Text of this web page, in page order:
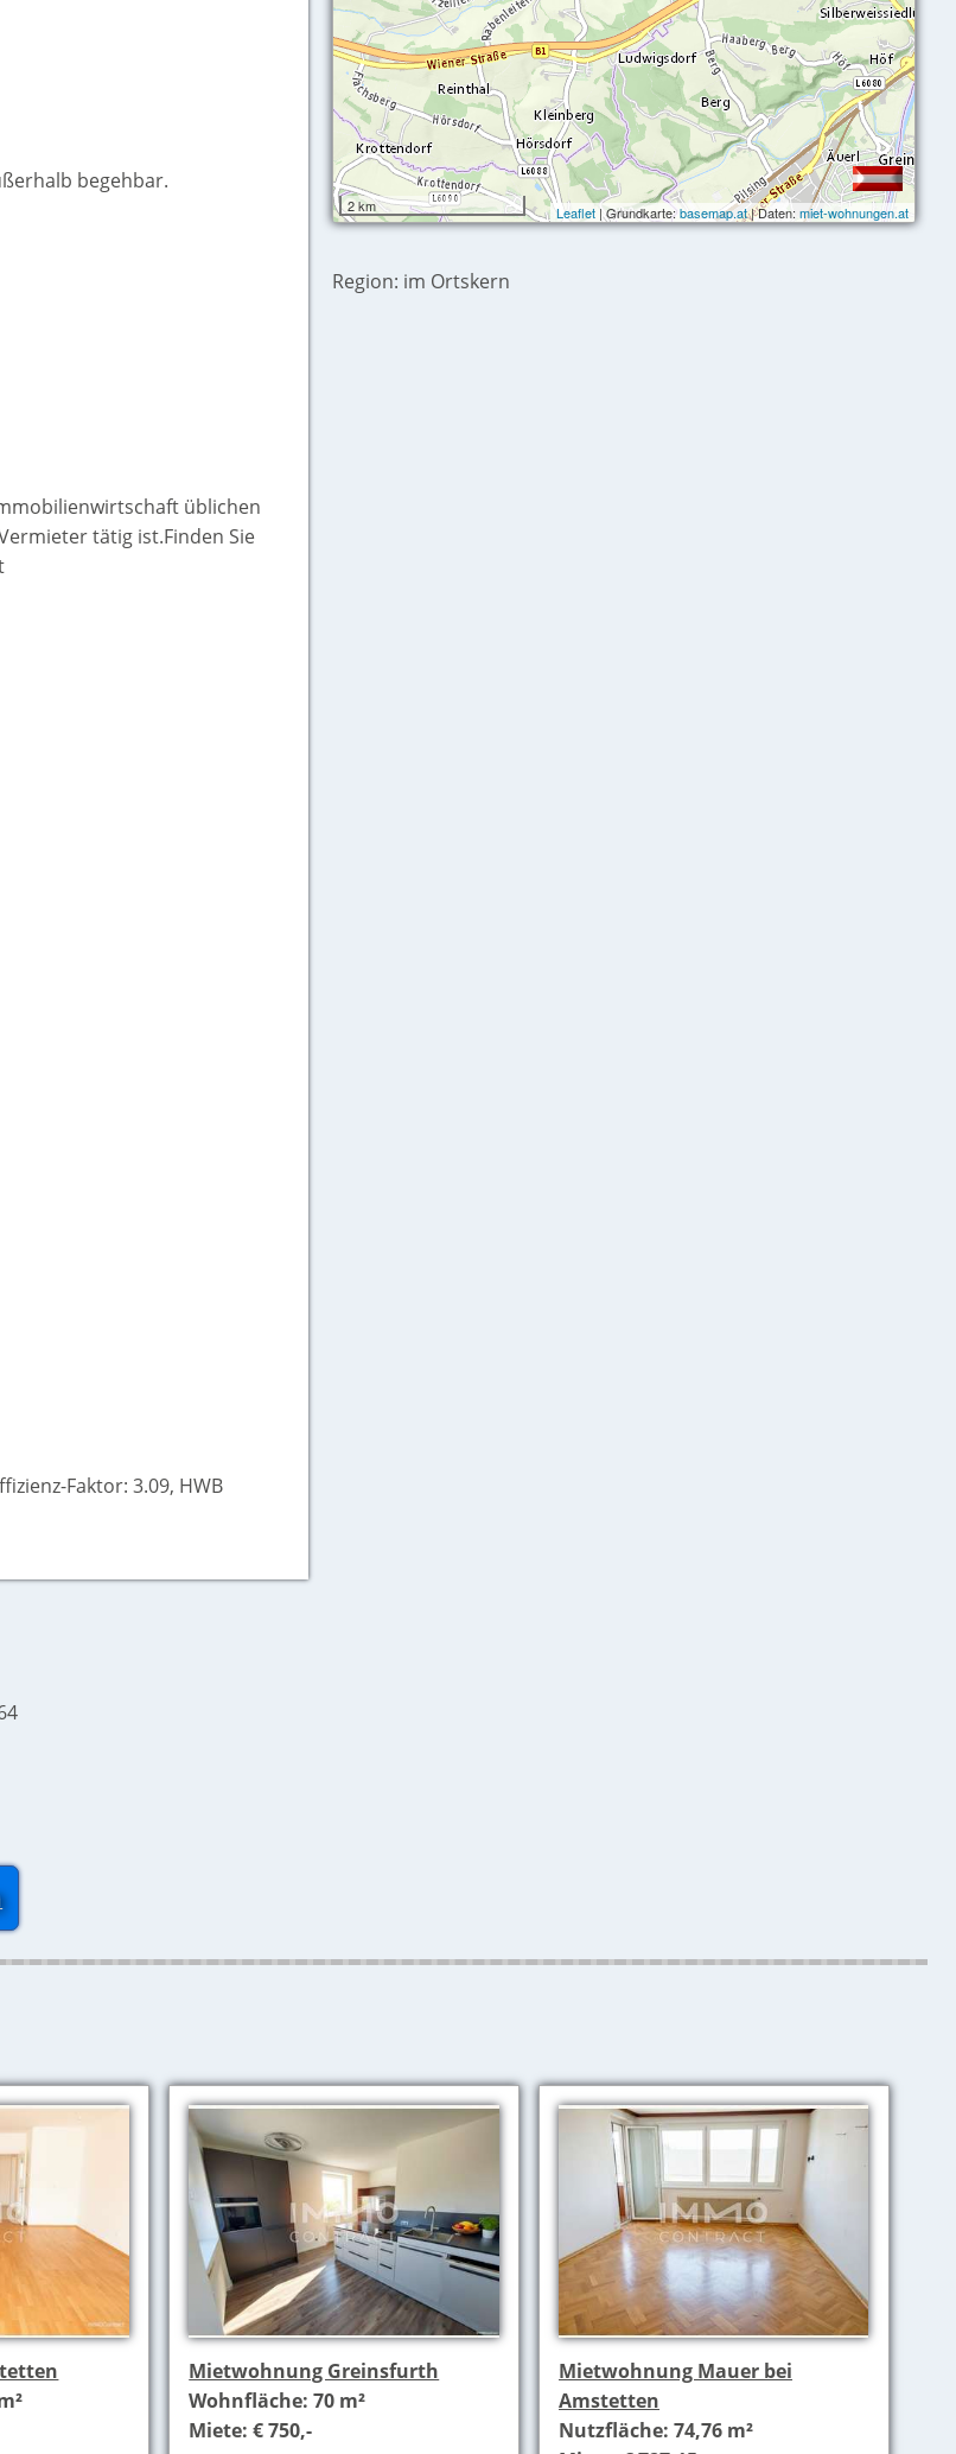
begehbar.
üblichen
tätig ist.Finden Sie
Faktor: 3.09, HWB
2 km Leaflet| Grundkarte:basemap.at| Daten:miet-wohnungen.at
Region: im Ortskern
Mietwohnung Greinsfurth
Wohnfläche: 70 m²
Miete: € 750,-
Mietwohnung Mauer bei
Amstetten
Nutzfläche: 74,76 m²